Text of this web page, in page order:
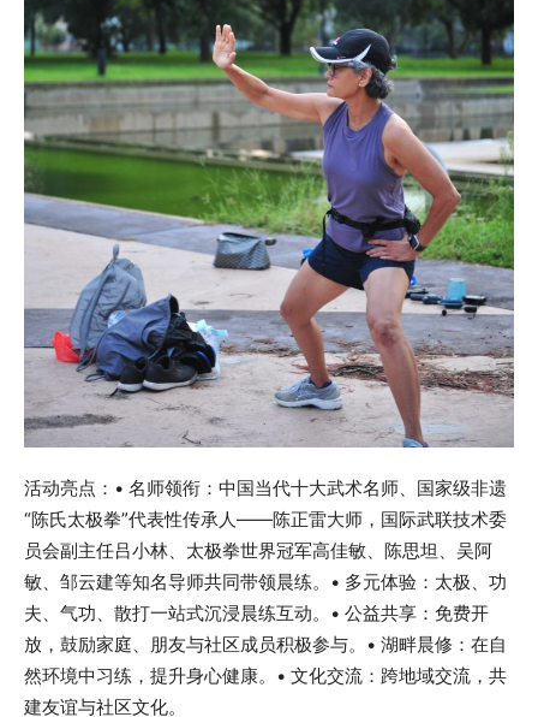
活动亮点：• 名师领衔：中国当代十大武术名师、国家级非遗
“陈氏太极拳”代表性传承人——陈正雷大师，国际武联技术委
员会副主任吕小林、太极拳世界冠军高佳敏、陈思坦、吴阿
敏、邹云建等知名导师共同带领晨练。• 多元体验：太极、功
夫、气功、散打一站式沉浸晨练互动。• 公益共享：免费开
放，鼓励家庭、朋友与社区成员积极参与。• 湖畔晨修：在自
然环境中习练，提升身心健康。• 文化交流：跨地域交流，共
建友谊与社区文化。